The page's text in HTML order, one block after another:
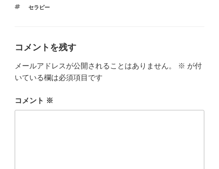
ゴ
タ
セラピー
コメントを残す
メールアドレスが公開されることはありません。 ※ が付
いている欄は必須項目です
コメント ※